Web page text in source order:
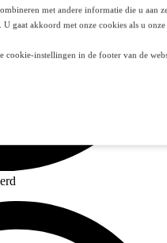
met andere informatie die u aan
U gaat akkoord met onze cookies als u
instellingen in de footer van de